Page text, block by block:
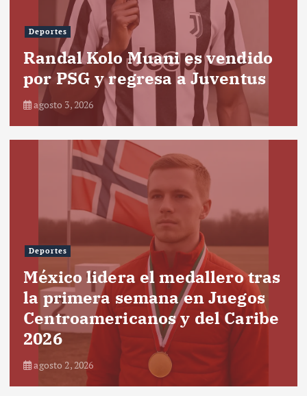
Deportes
Randal Kolo Muani es vendido
por PSG y regresa a Juventus
agosto 3, 2026
Deportes
México lidera el medallero tras
la primera semana en Juegos
Centroamericanos y del Caribe
2026
agosto 2, 2026